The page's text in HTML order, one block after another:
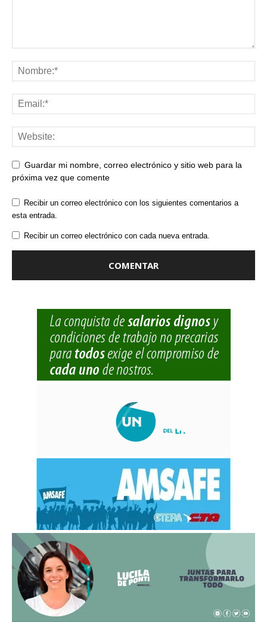
Guardar mi nombre, correo electrónico y sitio web para la
próxima vez que comente
Recibir un correo electrónico con los siguientes comentarios a
esta entrada.
Recibir un correo electrónico con cada nueva entrada.